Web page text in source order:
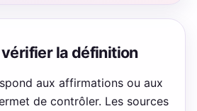
la définition
aux affirmations ou aux
de contrôler. Les sources